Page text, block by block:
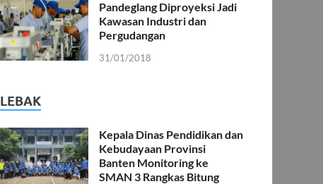
Pandeglang Diproyeksi Jadi
Kawasan Industri dan
Pergudangan
31/01/2018
LEBAK
Kepala Dinas Pendidikan dan
Kebudayaan Provinsi
Banten Monitoring ke
SMAN 3 Rangkas Bitung